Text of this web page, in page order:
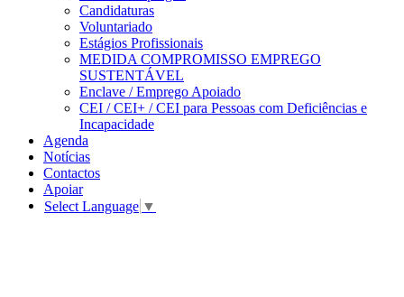
Candidaturas
Voluntariado
Estágios Profissionais
MEDIDA COMPROMISSO EMPREGO
SUSTENTÁVEL
Enclave / Emprego Apoiado
CEI / CEI+ / CEI para Pessoas com Deficiências e
Incapacidade
Agenda
Notícias
Contactos
Apoiar
Select Language ▼